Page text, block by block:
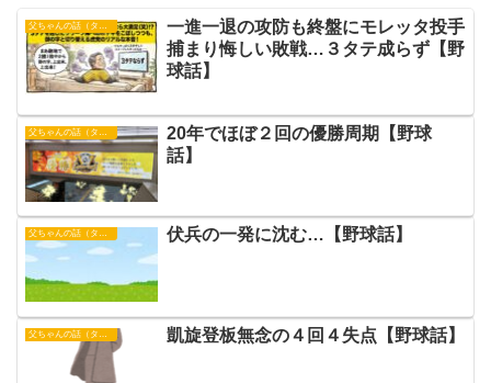
一進一退の攻防も終盤にモレッタ投手
捕まり悔しい敗戦…３タテ成らず【野
球話】
父ちゃんの話（タイガース）
20年でほぼ２回の優勝周期【野球
話】
父ちゃんの話（タイガース） 伏兵の一発に沈む…【野球話】
父ちゃんの話（タイガース） 凱旋登板無念の４回４失点【野球話】